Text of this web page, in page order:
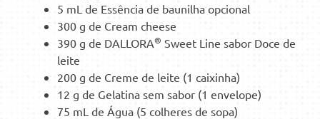
5 mL de Essência de baunilha opcional
300 g de Cream cheese
390 g de DALLORA® Sweet Line sabor Doce de
leite
200 g de Creme de leite (1 caixinha)
12 g de Gelatina sem sabor (1 envelope)
75 mL de Água (5 colheres de sopa)